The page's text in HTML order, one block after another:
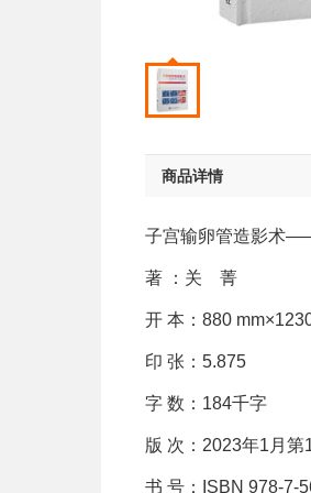
商品详情
子宫输卵管造影术
著 ：关 菁
开 本：880
印 张：5.875
字 数：184千字
版 次：2023年1月
书 号：ISBN 978-7-